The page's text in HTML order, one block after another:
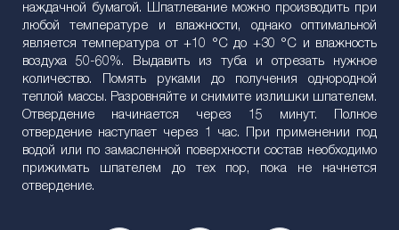
наждачной бумагой. Шпатлевание можно производить при
любой температуре и влажности, однако оптимальной
является температура от +10 °C до +30 °C и влажность
воздуха 50-60%. Bыдавить из туба и отрезать нужное
количество. Помять руками до получения однородной
теплой массы. Разровняйте и снимите излишки шпателем.
Отвердение начинается через 15 минут. Полное
отвердение наступает через 1 час. При применении под
водой или по замасленной поверхности состав необходимо
прижимать шпателем до тех пор, пока не начнется
отвердение.